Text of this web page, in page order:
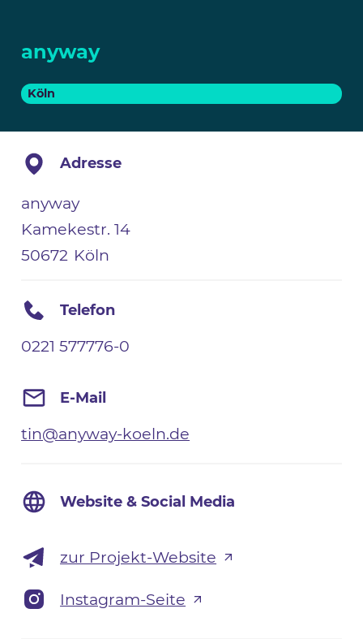
anyway
Köln
Adresse
anyway
Kamekestr. 14
50672 Köln
Telefon
0221 577776-0
E-Mail
tin@anyway-koeln.de
Website & Social Media
zur Projekt-Website
Instagram-Seite